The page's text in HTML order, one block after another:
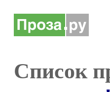
Список